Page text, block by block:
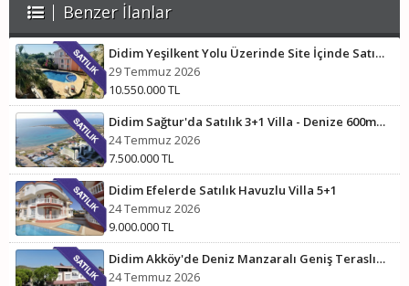
Benzer İlanlar
Didim Yeşilkent Yolu Üzerinde Site İçinde Satılık Villa
29 Temmuz 2026
10.550.000 TL
Didim Sağtur'da Satılık 3+1 Villa - Denize 600m Mesafede
24 Temmuz 2026
7.500.000 TL
Didim Efelerde Satılık Havuzlu Villa 5+1
24 Temmuz 2026
9.000.000 TL
Didim Akköy'de Deniz Manzaralı Geniş Teraslı 3+1 Villa
24 Temmuz 2026